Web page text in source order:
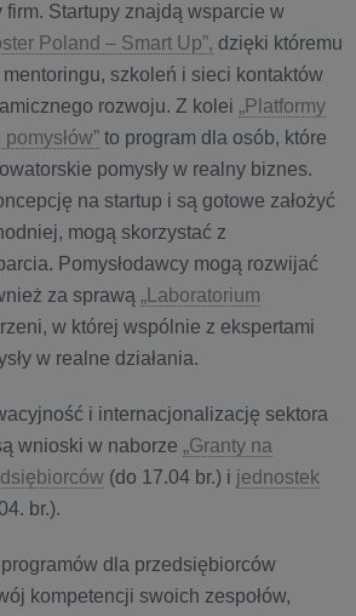
firm. Startupy znajdą wsparcie w
Poland – Smart Up”, dzięki któremu
szkoleń i sieci kontaktów
rozwoju. Z kolei „Platformy
to program dla osób, które
pomysły w realny biznes.
na startup i są gotowe założyć
mogą skorzystać z
Pomysłodawcy mogą rozwijać
za sprawą „Laboratorium
w której wspólnie z ekspertami
w realne działania.
i internacjonalizację sektora
wnioski w naborze „Granty na
(do 17.04 br.) i jednostek
br.).
dla przedsiębiorców
kompetencji swoich zespołów,